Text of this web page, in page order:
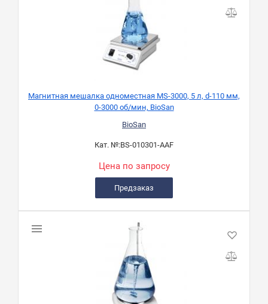
Магнитная мешалка одноместная МS-3000, 5 л, d-110 мм,
0-3000 об/мин, BioSan
BioSan
Кат. №:BS-010301-AAF
Цена по запросу
Предзаказ